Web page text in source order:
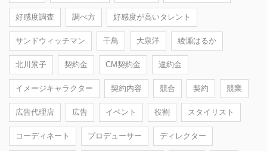
好感度調査 調べ方 好感度が高いタレント
サンドウィッチマン 千鳥 大泉洋 綾瀬はるか
北川景子 契約金 CM契約金 違約金
イメージキャラクター 契約内容 競合 契約 競業
広告代理店 広告 イベント 役割 スタイリスト
コーディネート プロデューサー ディレクター